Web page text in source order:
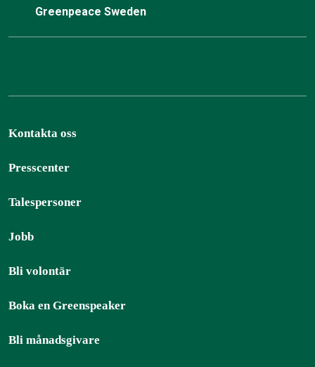
Greenpeace Sweden
Kontakta oss
Presscenter
Talespersoner
Jobb
Bli volontär
Boka en Greenspeaker
Bli månadsgivare